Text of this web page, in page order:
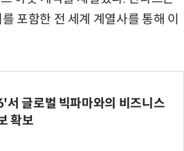
포함한 전 세계 계열사를 통해 이
글로벌 빅파마와의 비즈니스
확보